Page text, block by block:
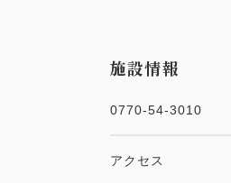
施設情報
0770-54-3010
アクセス